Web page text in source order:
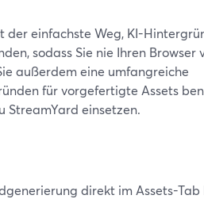
der einfachste Weg, KI-
sodass Sie nie Ihren Browser
außerdem eine umfangreiche
für vorgefertigte Assets
StreamYard einsetzen.
direkt im Assets-Tab